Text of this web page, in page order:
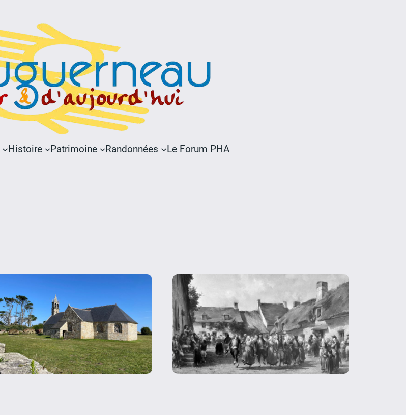
Histoire Patrimoine Randonnées Le Forum PHA